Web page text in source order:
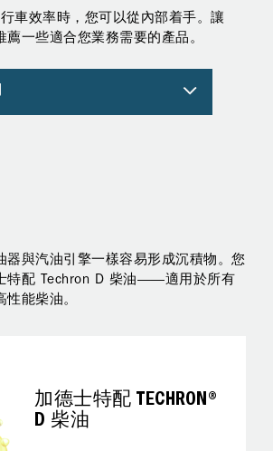
車效率時，您可以從內部着手。讓
薦一些適合您業務需要的產品。
器與汽油引擎一樣容易形成沉積物。您
特配 Techron D 柴油——適用於所有
能柴油。
加德士特配 TECHRON®
D 柴油